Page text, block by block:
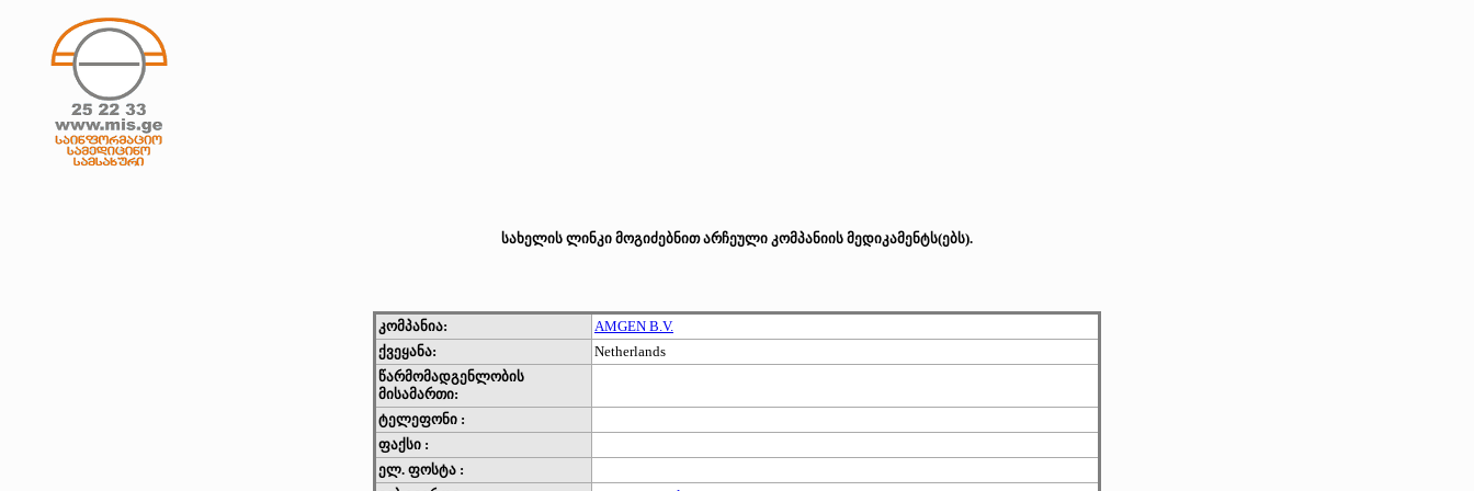
სახელის ლინკი მოგიძებნით არჩეული კომპანიის მედიკამენტს(ებს).
კომპანია:
AMGEN B.V.
ქვეყანა:
Netherlands
წარმომადგენლობის
მისამართი:
ტელეფონი :
ფაქსი :
ელ. ფოსტა :